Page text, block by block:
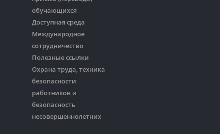
обучающихся
Доступная среда
Международное
сотрудничество
Полезные ссылки
Охрана труда, техника
безопасности
работников и
безопасность
несовершеннолетних